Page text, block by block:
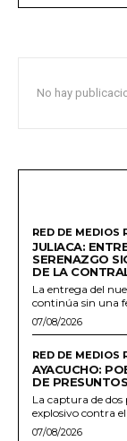
No hay
RED DE MEDIOS
JULIACA:
SERENAZGO
DE LA
La entrega del
continúa sin una
07/08/2026
RED DE MEDIOS
AYACUCHO:
DE
La captura de
explosivo contra
07/08/2026